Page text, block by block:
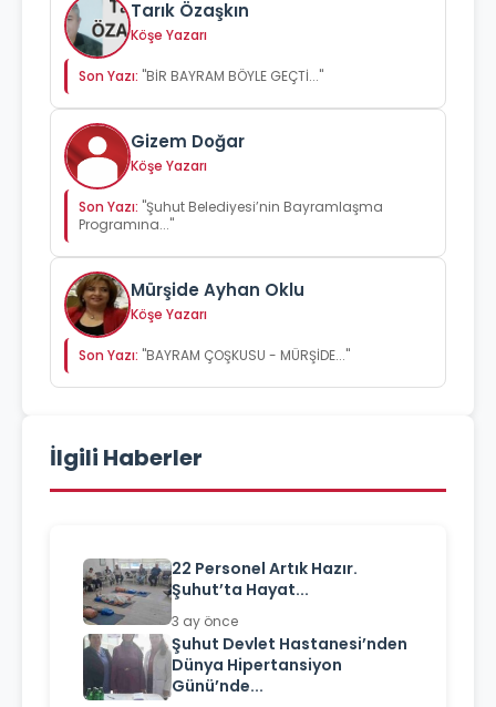
Tarık Özaşkın
Köşe Yazarı
Son Yazı: "BİR BAYRAM BÖYLE GEÇTİ..."
Gizem Doğar
Köşe Yazarı
Son Yazı: "Şuhut Belediyesi’nin Bayramlaşma
Programına..."
Mürşide Ayhan Oklu
Köşe Yazarı
Son Yazı: "BAYRAM ÇOŞKUSU - MÜRŞİDE..."
İlgili Haberler
22 Personel Artık Hazır.
Şuhut’ta Hayat...
3 ay önce
Şuhut Devlet Hastanesi’nden
Dünya Hipertansiyon
Günü’nde...